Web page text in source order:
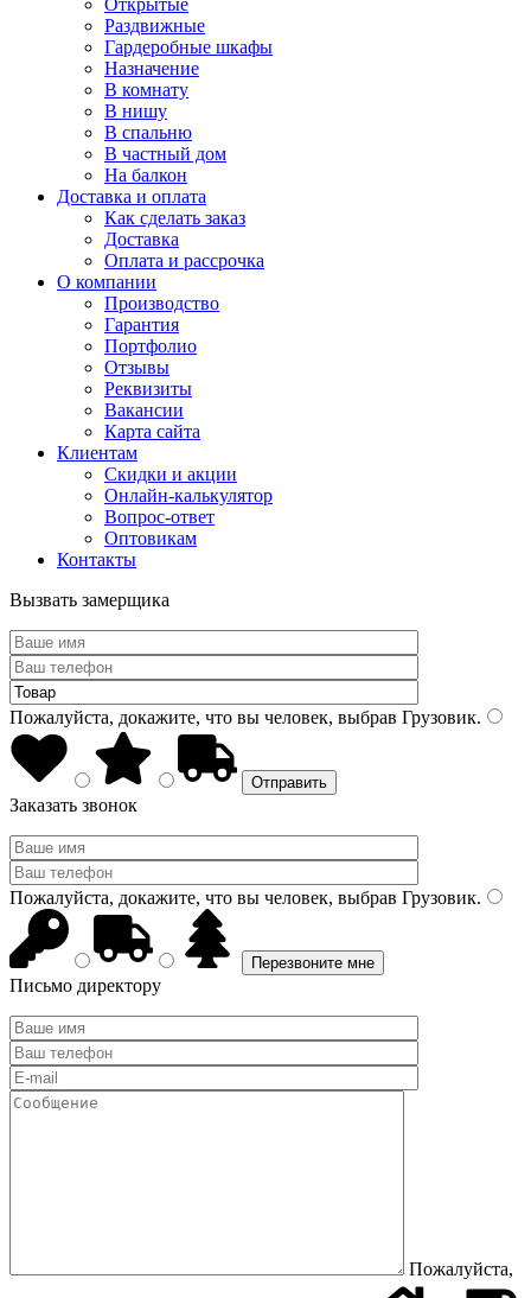
Открытые
Раздвижные
Гардеробные шкафы
Назначение
В комнату
В нишу
В спальню
В частный дом
На балкон
Доставка и оплата
Как сделать заказ
Доставка
Оплата и рассрочка
О компании
Производство
Гарантия
Портфолио
Отзывы
Реквизиты
Вакансии
Карта сайта
Клиентам
Скидки и акции
Онлайн-калькулятор
Вопрос-ответ
Оптовикам
Контакты
Вызвать замерщика
Пожалуйста, докажите, что вы человек, выбрав Грузовик.
Заказать звонок
Пожалуйста, докажите, что вы человек, выбрав Грузовик.
Письмо директору
Пожалуйста,